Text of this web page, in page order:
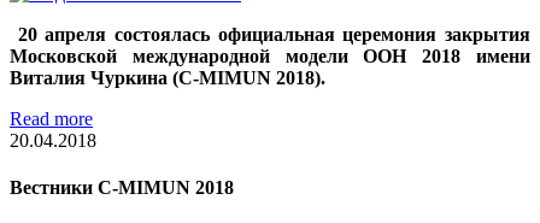
20 апреля состоялась официальная церемония закрытия
Московской международной модели ООН 2018 имени
Виталия Чуркина (C-MIMUN 2018).
Read more
20.04.2018
Вестники C-MIMUN 2018